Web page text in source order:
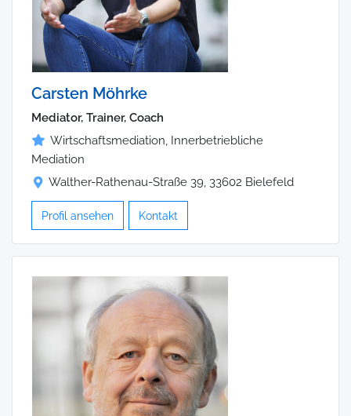
Carsten Möhrke
Mediator, Trainer, Coach
Wirtschaftsmediation, Innerbetriebliche
Mediation
Walther-Rathenau-Straße 39, 33602 Bielefeld
Profil ansehen Kontakt